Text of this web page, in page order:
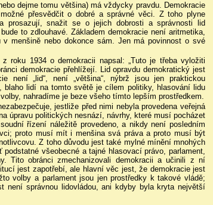
dejme tomu většina) má vždycky pravdu. Demokracie
přesvědčit o dobré a správné věci. Z toho plyne
prosazují, snažit se o jejich dobrosti a správnosti lid
to zdlouhavé. Základem demokracie není aritmetika,
menšině nebo dokonce sám. Jen má povinnost o své
roku 1934 o demokracii napsal: „Tuto je třeba vyložiti
demokracie přehlížejí. Lid opravdu demokratický jest
není „lid“, není „většina“, nýbrž jsou jen praktickou
blaho lidí na tomto světě je cílem politiky, hlasování lidu
nahradíme je beze všeho tímto lepším prostředkem.
jestliže před nimi nebyla provedena veřejná
úpravu politických nesnází, návrhy, které musí pocházet
řízení náležitě provedeno, a nikdy není posledním
proto musí mít i menšina svá práva a proto musí být
Z toho důvodu jest také mylné mínění mnohých
všeobecné a tajné hlasovací právo, parlament,
Tito obránci zmechanizovali demokracii a učinili z ní
jest zapotřebí, ale hlavní věc jest, že demokracie jest
volby a parlament jsou jen prostředky k takové vládě;
není správnou lidovládou, ani kdyby byla kryta největší